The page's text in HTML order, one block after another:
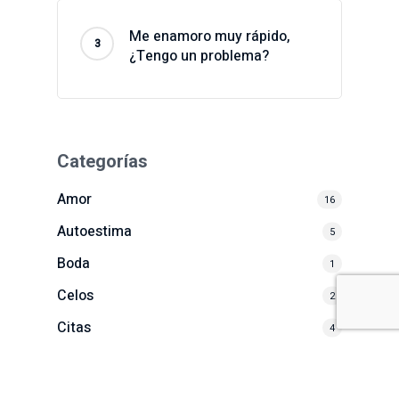
Me enamoro muy rápido,
¿Tengo un problema?
Categorías
Amor
16
Autoestima 5
Boda 1
Celos 2
Citas 4